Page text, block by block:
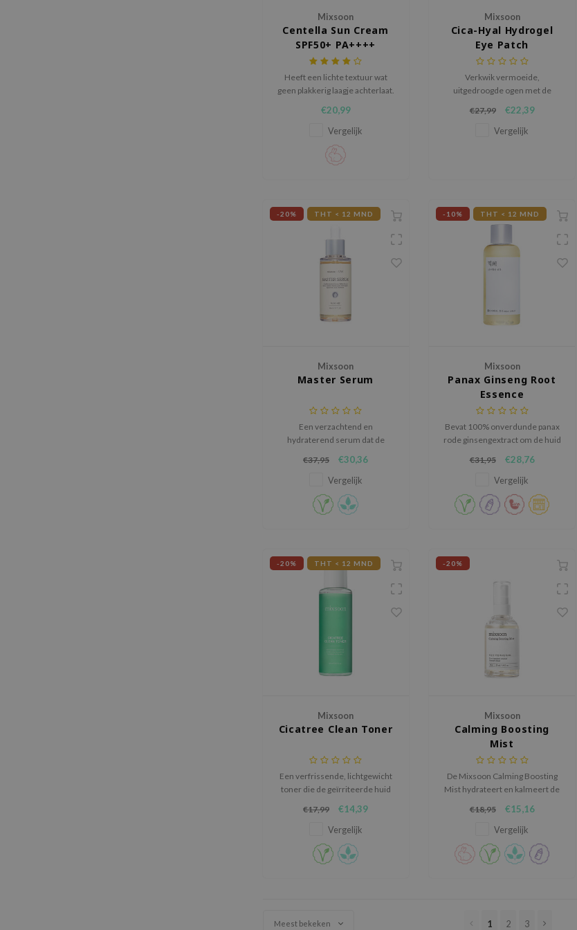
Mixsoon
Centella Sun Cream
SPF50+ PA++++
Heeft een lichte textuur wat
geen plakkerig laagje achterlaat.
voor een verzachtend effect.
€20,99
Vergelijk
Mixsoon
Cica-Hyal Hydrogel
Eye Patch
Verkwik vermoeide,
uitgedroogde ogen met de
Eye Patch, een kalmerende en
hydraterende behandeling
€27,99 €22,39
Vergelijk
-20% THT < 12 MND
Mixsoon
Master Serum
Een verzachtend en
hydraterend serum dat de
beschermende vochtbarrière
creëert.
€37,95 €30,36
Vergelijk
-10% THT < 12 MND
Mixsoon
Panax Ginseng Root
Essence
Bevat 100% onverdunde panax
rode ginsengextract om de huid
verzorgen.
€31,95 €28,76
Vergelijk
-20% THT < 12 MND
Mixsoon
Cicatree Clean Toner
Een verfrissende, lichtgewicht
toner die de geïrriteerde huid
verheldert en zachtjes
exfolieert zonder irritatie te
veroorzaken.
€17,99 €14,39
Vergelijk
-20%
Mixsoon
Calming Boosting
Mist
De Mixsoon Calming Boosting
Mist hydrateert en kalmeert de
plantenextracten en
vochtvasthoudende Sodium
Hyaluronate.
€18,95 €15,16
Vergelijk
Meest bekeken 1 2 3